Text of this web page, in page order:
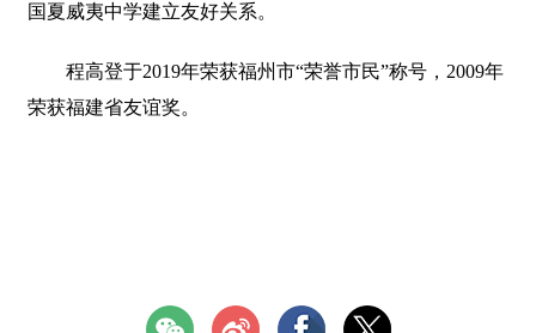
国夏威夷中学建立友好关系。
程高登于2019年荣获福州市“荣誉市民”称号，2009年
荣获福建省友谊奖。